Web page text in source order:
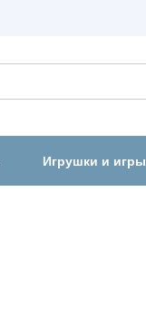
Игрушки и игры